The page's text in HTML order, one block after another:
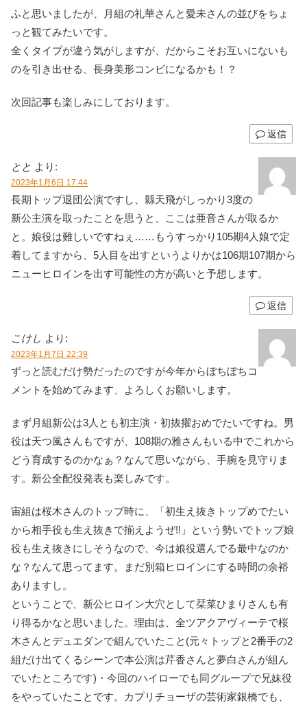
ふと思いましたが、月組の礼華さんと愛未さんの並びをちょ
っと観てみたいです。
全くタイプが違う気がしますが、だからこそお互いにないも
のを引き出せる、長身美形コンビになるかも！？
次回記事も楽しみにしております。
返信
とと より:
2023年1月6日 17:44
長期トップ退団公演ですし、縣天飛がしっかり3度の
新公主演を取ったことを思うと、ここは亜音さんが取るか
と。娘役は難しいですねぇ……もうすっかり105期4人娘で定
着してますから、5人目を出すというよりかは106期107期から
ニューヒロインを出す可能性の方が高いと予想します。
返信
こけし より:
2023年1月7日 22:39
ずっと読むだけ勢だったのですが今年からぼちぼちコ
メントを始めてみます、よろしくお願いします。
まず月組新公は3人とも初主演・初抜擢おめでたいですね。男
役は天つ風さんもですが、108期の雅さんもいる中でこれから
どう育成するのかなぁ？なんて思いながら、手腕を見守りま
す。新公全配役発表も楽しみです。
宙組は桜木さんのトップ時に、「初生え抜きトップめでたい
から相手役も生え抜きで揃えようぜ!!」という勢いでトップ娘
役も生え抜きにしそうなので、今は娘役選んでる最中なのか
な？なんて思ってます。まだ別箱ヒロインにする時間の余裕
ありますし。
ということで、新公ヒロイン大穴として栞菜ひまりさんも有
り得るかなと思いました。理由は、全ツアクアヴィーテで桜
木さんとデュエダンで組んでいたこと(元々トップと2番手の2
組だけ出てくるシーンで本公演は芹香さんと夢白さんが組ん
でいたところです)・今回のハイローでも同グループで兄妹役
をやっていたことです。カプリチョーザの芸術家銀橋でも、